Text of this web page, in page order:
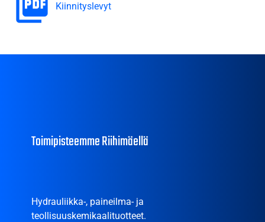
Kiinnityslevyt
Toimipisteemme Riihimäellä
Hydrauliikka-, paineilma- ja
teollisuuskemikaalituotteet.